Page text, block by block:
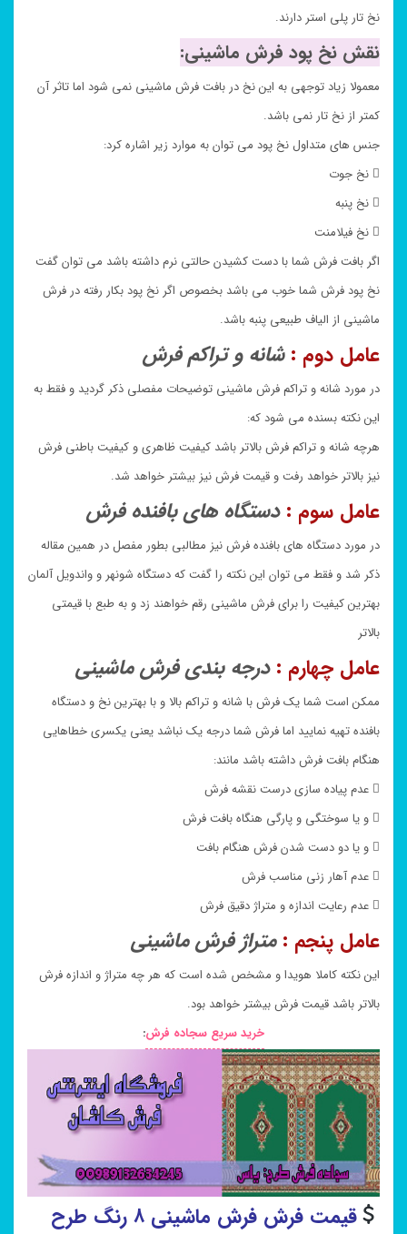
نخ تار پلی استر دارند.
نقش نخ پود فرش ماشینی:
معمولا زیاد توجهی به این نخ در بافت فرش ماشینی نمی شود اما تاثر آن
کمتر از نخ تار نمی باشد.
جنس های متداول نخ پود می توان به موارد زیر اشاره کرد:
 نخ جوت
 نخ پنبه
 نخ فیلامنت
اگر بافت فرش شما با دست کشیدن حالتی نرم داشته باشد می توان گفت
نخ پود فرش شما خوب می باشد بخصوص اگر نخ پود بکار رفته در فرش
ماشینی از الیاف طبیعی پنبه باشد.
عامل دوم : شانه و تراکم فرش
در مورد شانه و تراکم فرش ماشینی توضیحات مفصلی ذکر گردید و فقط به
این نکته بسنده می شود که:
هرچه شانه و تراکم فرش بالاتر باشد کیفیت ظاهری و کیفیت باطنی فرش
نیز بالاتر خواهد رفت و قیمت فرش نیز بیشتر خواهد شد.
عامل سوم : دستگاه های بافنده فرش
در مورد دستگاه های بافنده فرش نیز مطالبی بطور مفصل در همین مقاله
ذکر شد و فقط می توان این نکته را گفت که دستگاه شونهر و واندویل آلمان
بهترین کیفیت را برای فرش ماشینی رقم خواهند زد و به طبع با قیمتی
بالاتر
عامل چهارم : درجه بندی فرش ماشینی
ممکن است شما یک فرش با شانه و تراکم بالا و با بهترین نخ و دستگاه
بافنده تهیه نمایید اما فرش شما درجه یک نباشد یعنی یکسری خطاهایی
هنگام بافت فرش داشته باشد مانند:
 عدم پیاده سازی درست نقشه فرش
 و یا سوختگی و پارگی هنگاه بافت فرش
 و یا دو دست شدن فرش هنگام بافت
 عدم آهار زنی مناسب فرش
 عدم رعایت اندازه و متراژ دقیق فرش
عامل پنجم : متراژ فرش ماشینی
این نکته کاملا هویدا و مشخص شده است که هر چه متراژ و اندازه فرش
بالاتر باشد قیمت فرش بیشتر خواهد بود.
خرید سریع سجاده فرش:
قیمت فرش فرش ماشینی ۸ رنگ طرح